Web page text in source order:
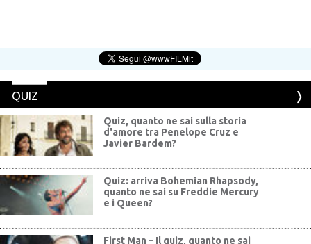
QUIZ
Quiz, quanto ne sai sulla storia
d'amore tra Penelope Cruz e
Javier Bardem?
Quiz: arriva Bohemian Rhapsody,
quanto ne sai su Freddie Mercury
e i Queen?
First Man – Il quiz, quanto ne sai